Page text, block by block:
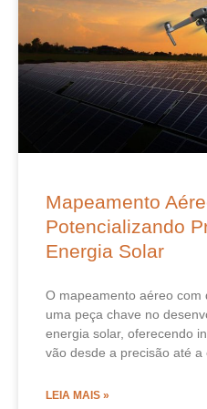
Mapeamento
Potencializando
Energia Solar
O mapeamento aéreo com
uma peça chave no
energia solar, oferecendo
vão desde a precisão até a
LEIA MAIS »